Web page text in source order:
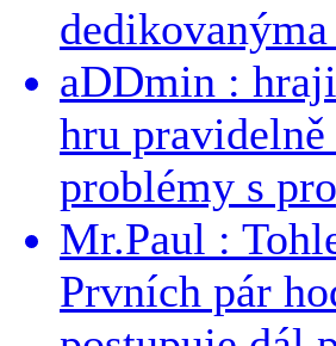
aDDmin :
hru pravidelně
problémy s
Mr.Paul :
Prvních pár